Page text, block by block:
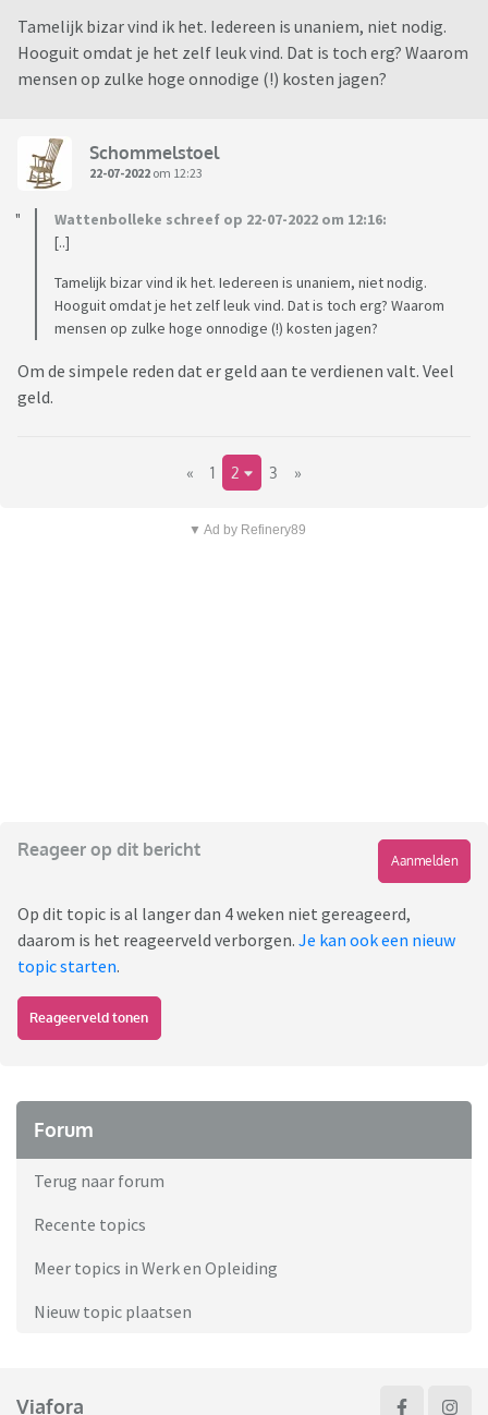
Tamelijk bizar vind ik het. Iedereen is unaniem, niet nodig.
Hooguit omdat je het zelf leuk vind. Dat is toch erg? Waarom
mensen op zulke hoge onnodige (!) kosten jagen?
Schommelstoel
22-07-2022 om 12:23
Wattenbolleke schreef op 22-07-2022 om 12:16:
[..]
Tamelijk bizar vind ik het. Iedereen is unaniem, niet nodig.
Hooguit omdat je het zelf leuk vind. Dat is toch erg? Waarom
mensen op zulke hoge onnodige (!) kosten jagen?
Om de simpele reden dat er geld aan te verdienen valt. Veel
geld.
« 1 2 3 »
▼ Ad by Refinery89
Reageer op dit bericht
Aanmelden
Op dit topic is al langer dan 4 weken niet gereageerd,
daarom is het reageerveld verborgen. Je kan ook een nieuw
topic starten.
Reageerveld tonen
Forum
Terug naar forum
Recente topics
Meer topics in Werk en Opleiding
Nieuw topic plaatsen
Viafora